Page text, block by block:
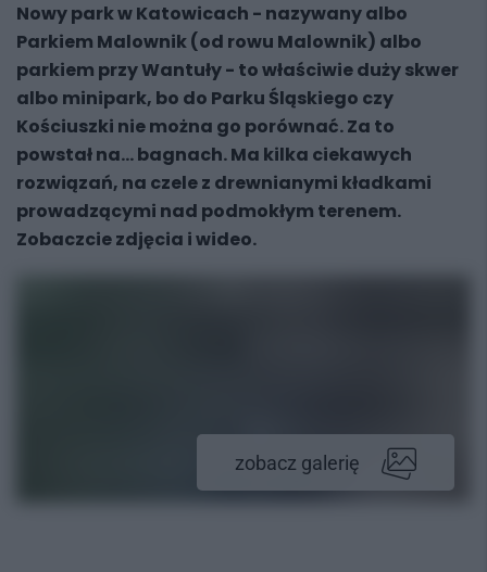
Nowy park w Katowicach - nazywany albo
Parkiem Malownik (od rowu Malownik) albo
parkiem przy Wantuły - to właściwie duży skwer
albo minipark, bo do Parku Śląskiego czy
Kościuszki nie można go porównać. Za to
powstał na... bagnach. Ma kilka ciekawych
rozwiązań, na czele z drewnianymi kładkami
prowadzącymi nad podmokłym terenem.
Zobaczcie zdjęcia i wideo.
zobacz galerię